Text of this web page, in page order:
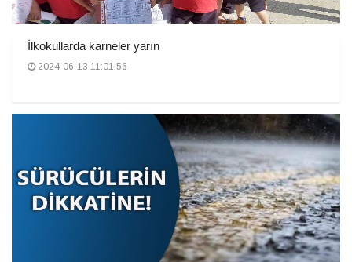
İlkokullarda karneler yarın
2024-06-13 11:01:56